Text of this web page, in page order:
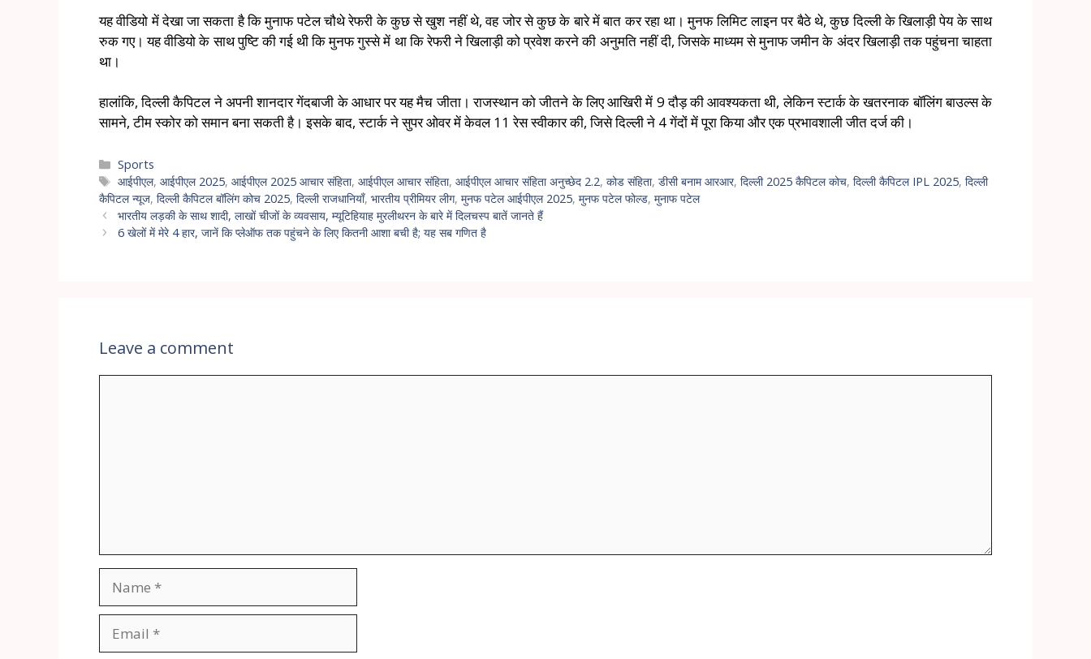
यह वीडियो में देखा जा सकता है कि मुनाफ पटेल चौथे रेफरी के कुछ से खुश नहीं थे, वह जोर से कुछ के बारे में बात कर रहा था। मुनफ लिमिट लाइन पर बैठे थे, कुछ दिल्ली के खिलाड़ी पेय के साथ
रुक गए। यह वीडियो के साथ पुष्टि की गई थी कि मुनफ गुस्से में था कि रेफरी ने खिलाड़ी को प्रवेश करने की अनुमति नहीं दी, जिसके माध्यम से मुनाफ जमीन के अंदर खिलाड़ी तक पहुंचना चाहता
था।
हालांकि, दिल्ली कैपिटल ने अपनी शानदार गेंदबाजी के आधार पर यह मैच जीता। राजस्थान को जीतने के लिए आखिरी में 9 दौड़ की आवश्यकता थी, लेकिन स्टार्क के खतरनाक बॉलिंग बाउल्स के
सामने, टीम स्कोर को समान बना सकती है। इसके बाद, स्टार्क ने सुपर ओवर में केवल 11 रेस स्वीकार की, जिसे दिल्ली ने 4 गेंदों में पूरा किया और एक प्रभावशाली जीत दर्ज की।
Sports
आईपीएल,आईपीएल 2025,आईपीएल 2025 आचार संहिता,आईपीएल आचार संहिता,आईपीएल आचार संहिता अनुच्छेद 2.2,कोड संहिता,डीसी बनाम आरआर,दिल्ली 2025 कैपिटल कोच,दिल्ली कैपिटल IPL 2025,दिल्ली
कैपिटल न्यूज, दिल्ली कैपिटल बॉलिंग कोच 2025, दिल्ली राजधानियाँ, भारतीय प्रीमियर लीग, मुनफ पटेल आईपीएल 2025, मुनफ पटेल फोल्ड, मुनाफ पटेल
भारतीय लड़की के साथ शादी, लाखों चीजों के व्यवसाय, म्यूटिहियाह मुरलीथरन के बारे में दिलचस्प बातें जानते हैं
6 खेलों में मेरे 4 हार, जानें कि प्लेऑफ तक पहुंचने के लिए कितनी आशा बची है; यह सब गणित है
Leave a comment